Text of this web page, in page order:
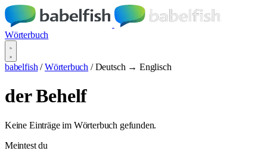
Wörterbuch
babelfish / Wörterbuch / Deutsch → Englisch
der Behelf
Keine Einträge im Wörterbuch gefunden.
Meintest du